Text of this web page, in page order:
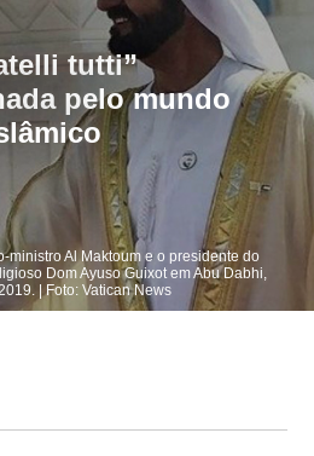
tutti”
pelo mundo
ministro Al Maktoum e o presidente do
Dom Ayuso Guixot em Abu Dabhi,
| Foto: Vatican News